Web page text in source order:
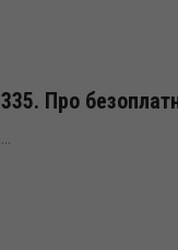
335. Про